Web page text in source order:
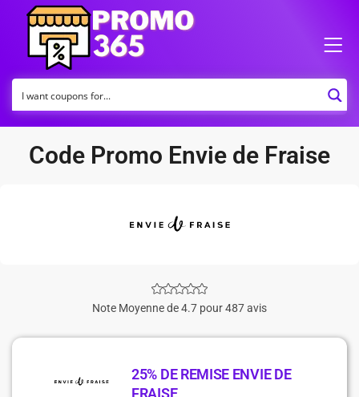
Code Promo Envie de Fraise
Note Moyenne de 4.7 pour 487 avis
25% DE REMISE ENVIE DE
FRAISE